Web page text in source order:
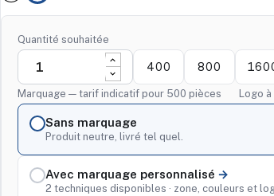
Quantité souhaitée
400 800
Marquage — tarif indicatif pour 500 pièces Logo
Sans marquage
Produit neutre, livré tel quel.
Avec marquage personnalisé
2 techniques disponibles · zone, couleurs et